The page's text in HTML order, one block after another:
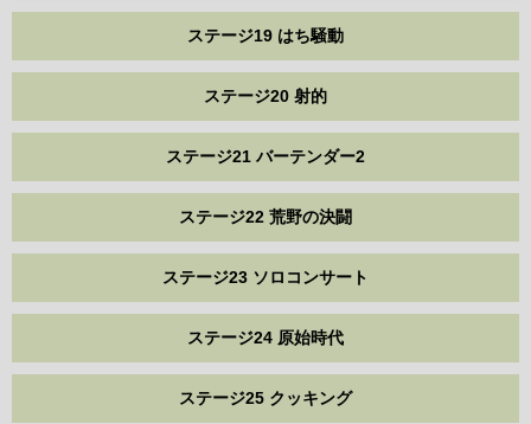
ステージ19 はち騒動
ステージ20 射的
ステージ21 バーテンダー2
ステージ22 荒野の決闘
ステージ23 ソロコンサート
ステージ24 原始時代
ステージ25 クッキング